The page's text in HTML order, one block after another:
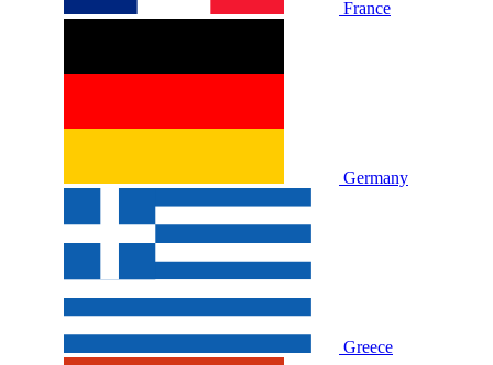
France
Germany
Greece